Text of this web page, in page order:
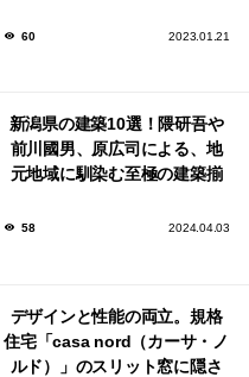
60 2023.01.21
新潟県の建築10選！隈研吾や
前川國男、原広司による、地
元地域に馴染む至極の建築揃
58 2024.04.03
デザインと性能の両立。規格
住宅「casa nord（カーサ・ノ
ルド）」のスリット窓に隠さ